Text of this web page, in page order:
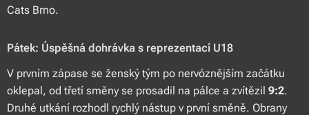
Cats Brno.
Pátek: Úspěšná dohrávka s reprezentací U18
V prvním zápase se ženský tým po nervóznějším začátku
oklepal, od třetí směny se prosadil na pálce a zvítězil 9:2.
Druhé utkání rozhodl rychlý nástup v první směně. Obrany